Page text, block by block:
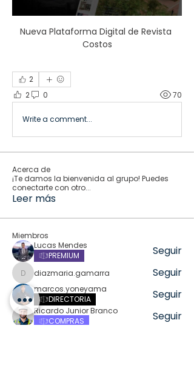
Nueva Plataforma Digital de Revista
Costos
2
2
0 70
Write a comment...
Acerca de
¡Te damos la bienvenida al grupo! Puedes
conectarte con otro...
Leer más
Miembros
Lucas Mendes
PREMIUM
Seguir
diazmaria.gamarra
diazmaria.gamarra Seguir
marcos.yoneyama
DIRECTORIA
Seguir
Ricardo Junior Branco
COMPRAS
Seguir